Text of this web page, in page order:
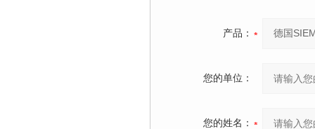
产品：
您的单位：
您的姓名：